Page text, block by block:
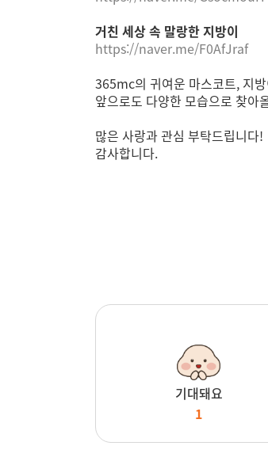
거친 세상 속 말랑한 지방이
https://naver.me/F0AfJraf
365mc의 귀여운 마스코트, 지
앞으로도 다양한 모습으로 찾아
많은 사랑과 관심 부탁드립니다!
감사합니다.
기대돼요
1